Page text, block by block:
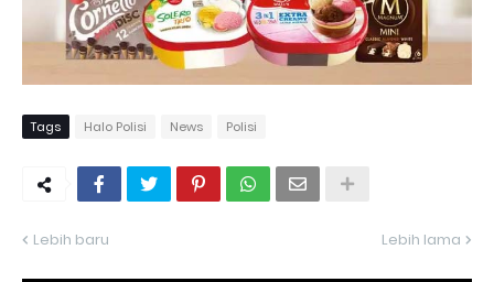
Tags Halo Polisi News Polisi
Lebih baru Lebih lama